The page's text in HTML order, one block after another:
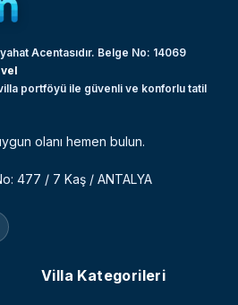
Acentasıdır. Belge No: 14069
portföyü ile güvenli ve konforlu tatil
olanı hemen bulun.
477 / 7 Kaş / ANTALYA
Villa Kategorileri